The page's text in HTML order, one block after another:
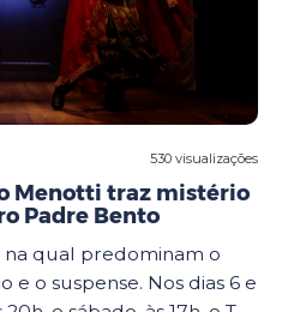
530 visualizações
Menotti traz mistério
Padre Bento
qual predominam o
e o suspense. Nos dias 6 e